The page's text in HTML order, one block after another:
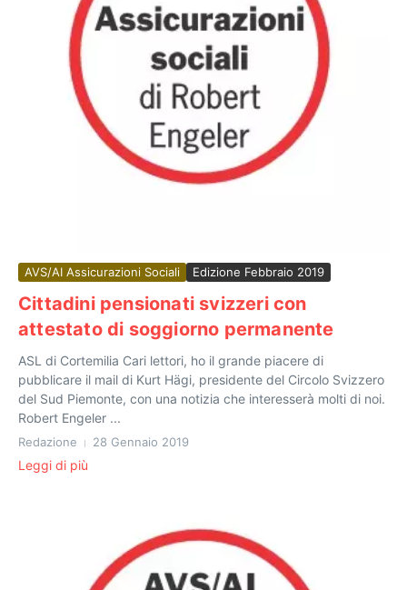
AVS/AI Assicurazioni Sociali Edizione Febbraio 2019
Cittadini pensionati svizzeri con
attestato di soggiorno permanente
ASL di Cortemilia Cari lettori, ho il grande piacere di
pubblicare il mail di Kurt Hägi, presidente del Circolo Svizzero
del Sud Piemonte, con una notizia che interesserà molti di noi.
Robert Engeler ...
Redazione 28 Gennaio 2019
Leggi di più